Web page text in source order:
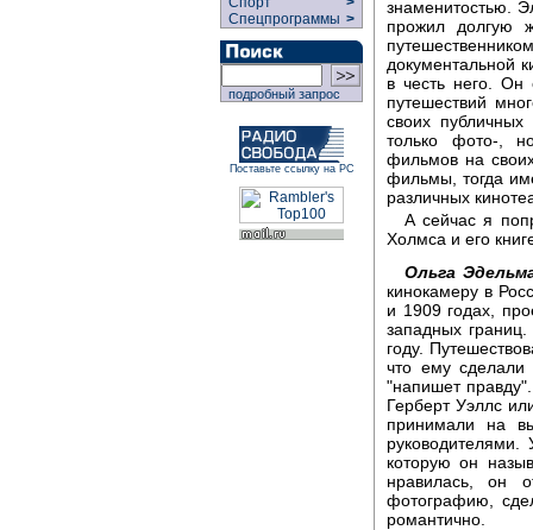
Спецпрограммы >
подробный запрос
Поставьте ссылку на РС
знаменитостью.
прожил долгую
документальной
в честь него. Он
путешествий
своих
только фото-,
фильмов на
фильмы, тогда
различных
А сейчас я
Холмса и его
Ольга
кинокамеру в
и 1909 годах,
западных
году.
что ему сделали
"напишет
Герберт Уэллс
принимали на
которую он
нравилась, он
фотографию,
романтично.